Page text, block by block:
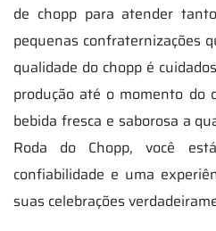
de chopp para atender tanto
pequenas confraternizações
qualidade do chopp é
produção até o momento do
bebida fresca e saborosa a
Roda do Chopp, você
confiabilidade e uma
suas celebrações